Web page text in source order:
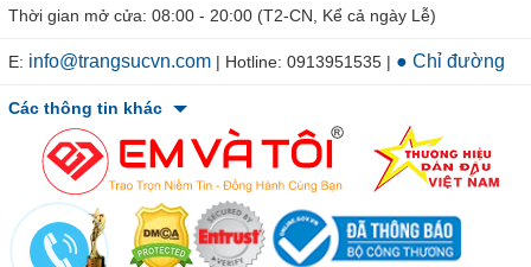
Thời gian mở cửa: 08:00 - 20:00 (T2-CN, Kể cả ngày Lễ)
E: info@trangsucvn.com | Hotline: 0913951535 | ● Chỉ đường
Các thông tin khác